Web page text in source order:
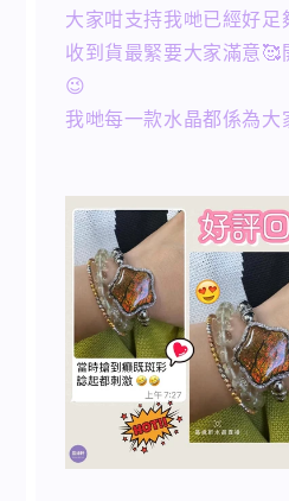
大家咁支持我哋已經好足
收到貨最緊要大家滿意
😉
我哋每一款水晶都係為大